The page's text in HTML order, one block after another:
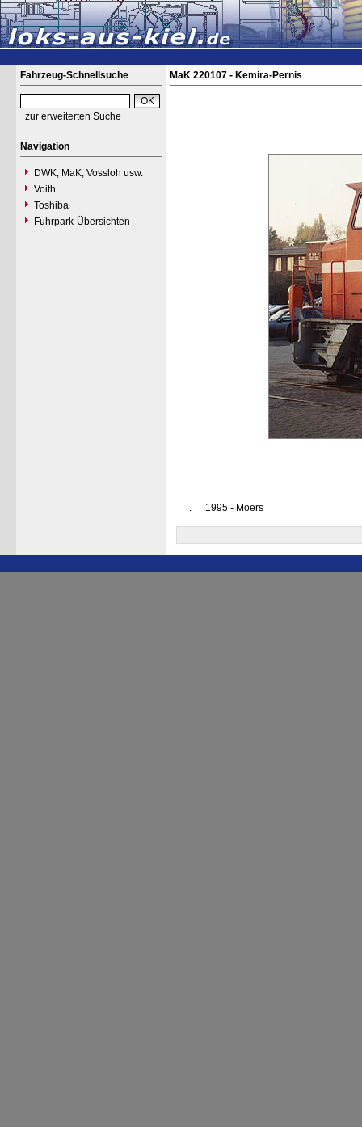
Fahrzeug-Schnellsuche
zur erweiterten Suche
Navigation
DWK, MaK, Vossloh usw.
Voith
Toshiba
Fuhrpark-Übersichten
MaK 220107 - Kemira-Pernis
__.__.1995 - Moers